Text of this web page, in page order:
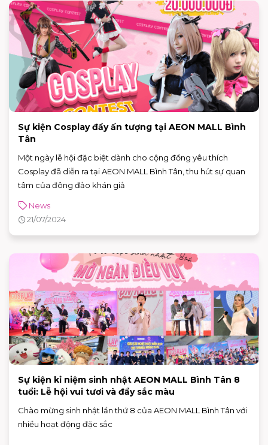
Sự kiện Cosplay đầy ấn tượng tại AEON MALL Bình
Tân
Một ngày lễ hội đặc biệt dành cho cộng đồng yêu thích
Cosplay đã diễn ra tại AEON MALL Bình Tân, thu hút sự quan
tâm của đông đảo khán giả
News
21/07/2024
Sự kiện kỉ niệm sinh nhật AEON MALL Bình Tân 8
tuổi: Lễ hội vui tươi và đầy sắc màu
Chào mừng sinh nhật lần thứ 8 của AEON MALL Bình Tân với
nhiều hoạt động đặc sắc